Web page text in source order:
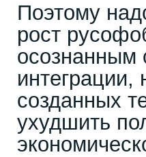
Поэтому
рост
осознанным
созданных
ухудшить